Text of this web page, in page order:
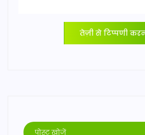
तेज़ी से टिप्पणी